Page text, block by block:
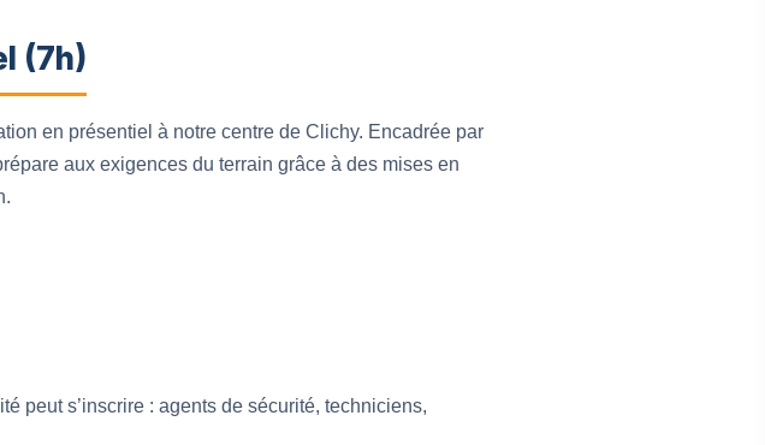
(7h)
en présentiel à notre centre de Clichy. Encadrée par
aux exigences du terrain grâce à des mises en
peut s’inscrire : agents de sécurité, techniciens,